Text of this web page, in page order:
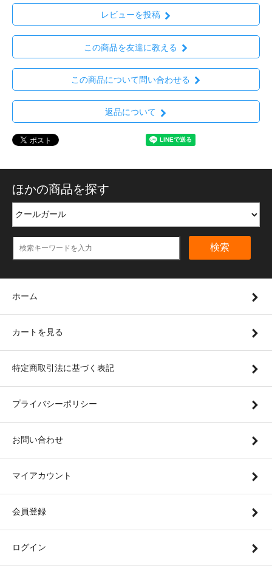
レビューを投稿
この商品を友達に教える
この商品について問い合わせる
返品について
ほかの商品を探す
検索
ホーム
カートを見る
特定商取引法に基づく表記
プライバシーポリシー
お問い合わせ
マイアカウント
会員登録
ログイン